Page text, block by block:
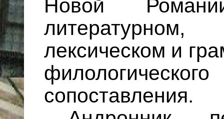
Новой
лексическом и
сопоставления.